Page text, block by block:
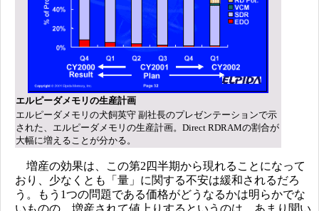
エルピーダメモリの生産計画
エルピーダメモリの犬飼英守 副社長のプレゼンテーションで示
された、エルピーダメモリの生産計画。Direct RDRAMの割合が
大幅に増えることが分かる。
増産の効果は、この第2四半期から現れることになって
おり、少なくとも「量」に関する不安は緩和されるだろ
う。もう1つの問題である価格がどうなるかは明らかでな